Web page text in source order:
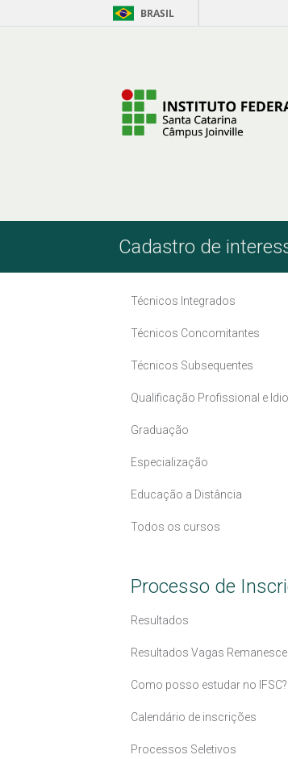
Pular para o Conteúdo BRASIL
Cadastro de
Técnicos Integrados
Técnicos Concomitantes
Técnicos Subsequentes
Qualificação Profissional e
Graduação
Especialização
Educação a Distância
Todos os cursos
Processo de
Resultados
Resultados Vagas
Como posso estudar no IFSC?
Calendário de inscrições
Processos Seletivos